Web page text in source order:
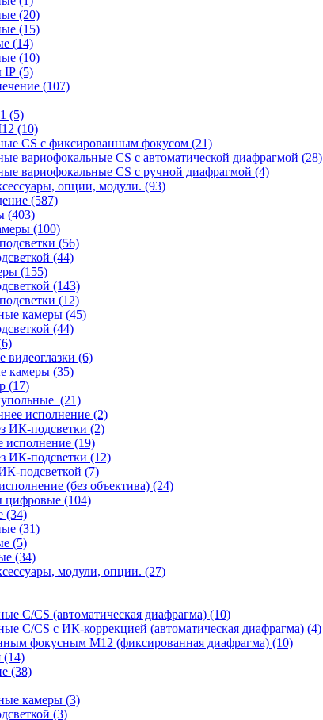
(20)
(15)
(14)
(10)
IP (5)
(107)
(5)
(10)
CS c фиксированным фокусом (21)
вариофокальные CS c автоматической диафрагмой (28)
вариофокальные CS c ручной диафрагмой (4)
опции, модули. (93)
(587)
(403)
(100)
(56)
(44)
(155)
(143)
(12)
камеры (45)
(44)
видеоглазки (6)
камеры (35)
(17)
(21)
исполнение (2)
ИК-подсветки (2)
исполнение (19)
ИК-подсветки (12)
подсветкой (7)
(без объектива) (24)
цифровые (104)
(34)
(31)
(5)
(34)
модули, опции. (27)
C/CS (автоматическая диафрагма) (10)
C/CS с ИК-коррекцией (автоматическая диафрагма) (4)
фокусным М12 (фиксированная диафрагма) (10)
(14)
(38)
камеры (3)
(3)